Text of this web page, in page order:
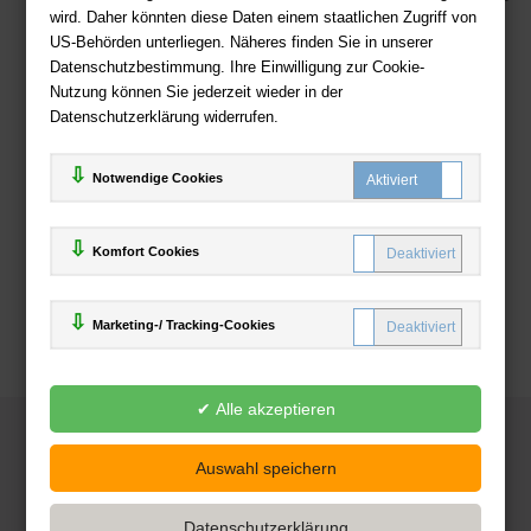
wird. Daher könnten diese Daten einem staatlichen Zugriff von
US-Behörden unterliegen. Näheres finden Sie in unserer
Datenschutzbestimmung. Ihre Einwilligung zur Cookie-
Nutzung können Sie jederzeit wieder in der
Datenschutzerklärung widerrufen.
Notwendige Cookies
Komfort Cookies
Marketing-/ Tracking-Cookies
Zahlweisen
Deutsche-Buchhandlung.de
www.deutsche-buchhandlung.de ist ein Angebot der
Handelsgesellschaft mbH
Powered by Inooga